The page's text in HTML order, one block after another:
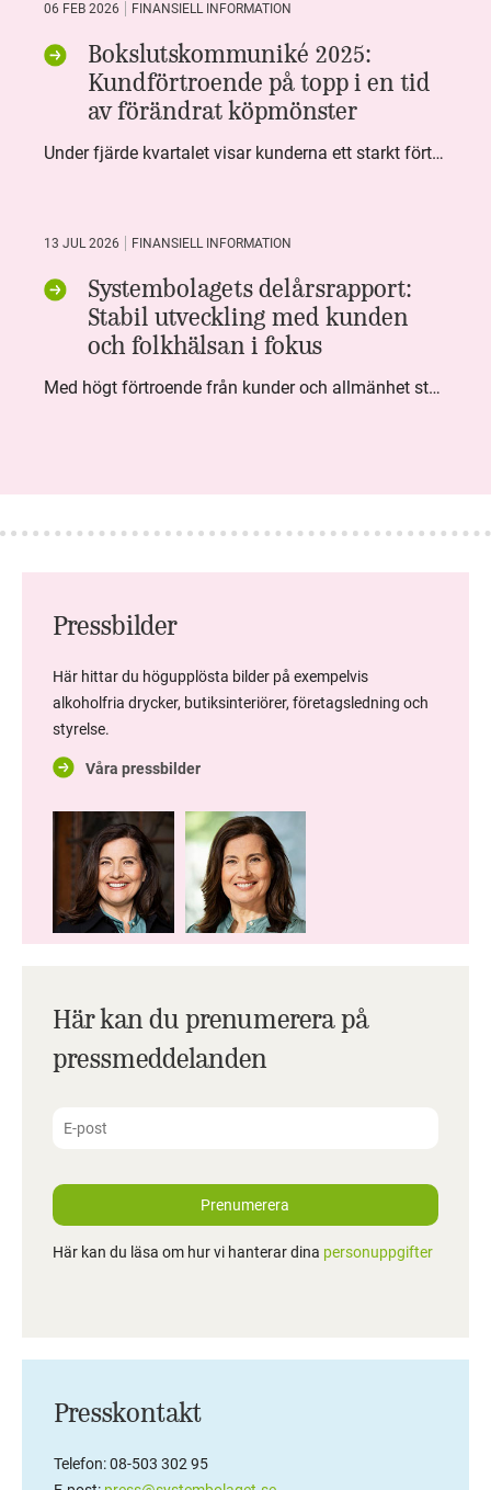
06 FEB 2026 FINANSIELL INFORMATION
Bokslutskommuniké 2025:
Kundförtroende på topp i en tid
av förändrat köpmönster
Under fjärde kvartalet visar kunderna ett starkt förtroende för Systembolaget. Nöjd Kund Index (NKI) når en ny rekordnivå och bidrar till att även helåret avslutar starkt. Arbetet med ansvarsfull försäljning ger tydliga resultat där ålderskontroller når sina högsta nivåer någonsin. Samtidigt fortsätter kundernas val att förändras. Allt fler väljer öl och drycker med lägre alkoholhalt. Vi ser också en lägre försäljningsvolym under kvartalet, en utveckling som ligger i linje med den långsiktiga minskningen i alkoholkonsumtionen i Sverige. De officiella konsumtionssiffrorna från CAN för 2025 kommer först under våren men försäljningssiffrorna pekar åt samma håll.
13 JUL 2026 FINANSIELL INFORMATION
Systembolagets delårsrapport:
Stabil utveckling med kunden
och folkhälsan i fokus
Med högt förtroende från kunder och allmänhet står Systembolaget stabilt i samhällsuppdraget. Under kvartalet togs flera steg inom folkhälsa, kundnytta och minskad klimatpåverkan. Nettoomsättningen var i nivå med föregående år och effektiviseringar av verksamheten möjliggjorde fortsatt anpassning för att möta nya behov.
Pressbilder
Här hittar du högupplösta bilder på exempelvis
alkoholfria drycker, butiksinteriörer, företagsledning och
styrelse.
Våra pressbilder
Här kan du prenumerera på
pressmeddelanden
Prenumerera
Här kan du läsa om hur vi hanterar dina personuppgifter
Presskontakt
Telefon: 08-503 302 95